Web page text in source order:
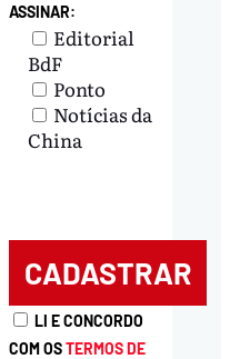
ASSINAR:
Editorial
BdF
Ponto
Notícias da
China
LI E CONCORDO
COM OSTERMOS DE